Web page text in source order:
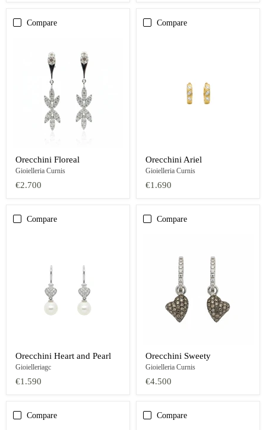
Compare
Orecchini Floreal
Gioielleria Curnis
€2.700
Compare
Orecchini Ariel
Gioielleria Curnis
€1.690
Compare
Orecchini Heart and Pearl
Gioielleriagc
€1.590
Compare
Orecchini Sweety
Gioielleria Curnis
€4.500
Compare Compare